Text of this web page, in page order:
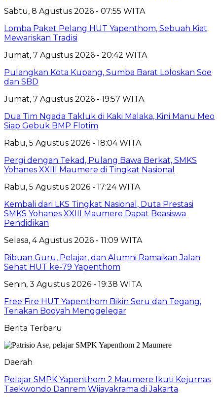
Sabtu, 8 Agustus 2026 - 07:55 WITA
Lomba Paket Pelang HUT Yapenthom, Sebuah Kiat
Mewariskan Tradisi
Jumat, 7 Agustus 2026 - 20:42 WITA
Pulangkan Kota Kupang, Sumba Barat Loloskan Soe
dan SBD
Jumat, 7 Agustus 2026 - 19:57 WITA
Dua Tim Ngada Takluk di Kaki Malaka, Kini Manu Meo
Siap Gebuk BMP Flotim
Rabu, 5 Agustus 2026 - 18:04 WITA
Pergi dengan Tekad, Pulang Bawa Berkat, SMKS
Yohanes XXIII Maumere di Tingkat Nasional
Rabu, 5 Agustus 2026 - 17:24 WITA
Kembali dari LKS Tingkat Nasional, Duta Prestasi
SMKS Yohanes XXIII Maumere Dapat Beasiswa
Pendidikan
Selasa, 4 Agustus 2026 - 11:09 WITA
Ribuan Guru, Pelajar, dan Alumni Ramaikan Jalan
Sehat HUT ke-79 Yapenthom
Senin, 3 Agustus 2026 - 19:38 WITA
Free Fire HUT Yapenthom Bikin Seru dan Tegang,
Teriakan Booyah Menggelegar
Berita Terbaru
Daerah
Pelajar SMPK Yapenthom 2 Maumere Ikuti Kejurnas
Taekwondo Danrem Wijayakrama di Jakarta